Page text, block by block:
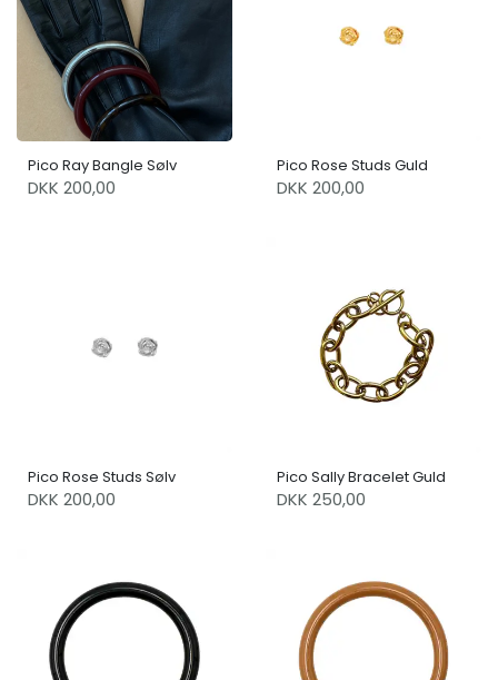
Pico Ray Bangle Sølv
DKK 200,00
Pico Rose Studs Guld
DKK 200,00
Pico Rose Studs Sølv
DKK 200,00
Pico Sally Bracelet Guld
DKK 250,00